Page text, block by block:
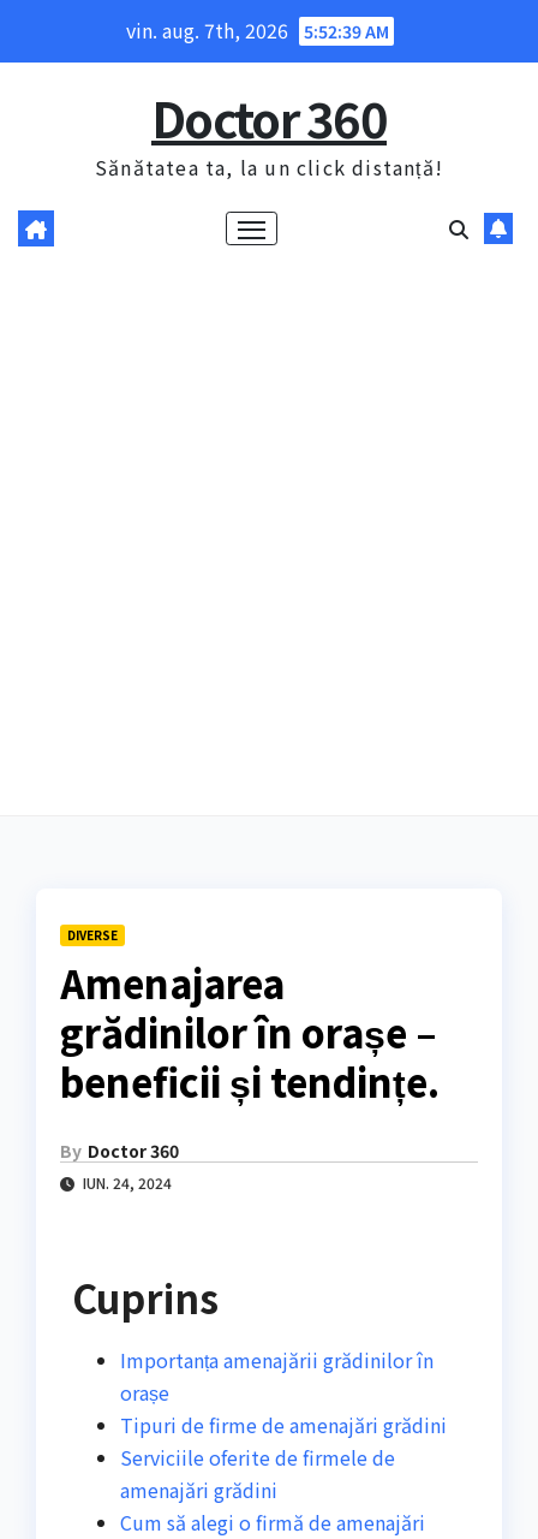
vin. aug. 7th, 2026 5:52:40 AM
Doctor 360
Sănătatea ta, la un click distanță!
DIVERSE
Amenajarea
grădinilor în orașe –
beneficii și tendințe.
By Doctor 360
IUN. 24, 2024
Cuprins
Importanța amenajării grădinilor în
orașe
Tipuri de firme de amenajări grădini
Serviciile oferite de firmele de
amenajări grădini
Cum să alegi o firmă de amenajări